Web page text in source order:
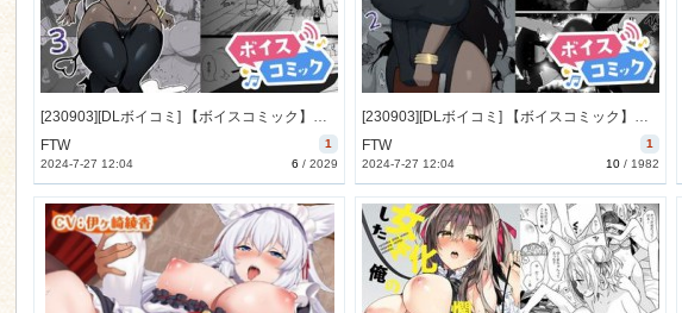
[230903][DLボイコミ] 【ボイスコミック】パーティに雇った魔法使いに無責任種付けする話3 [18M] [RJ01093925]
1
FTW
6 /2029
2024-7-27 12:04
[230903][DLボイコミ] 【ボイスコミック】パーティに雇った魔法使いに無責任種付けする話2 [25M] [RJ01093915]
1
FTW
10 / 1982
2024-7-27 12:04